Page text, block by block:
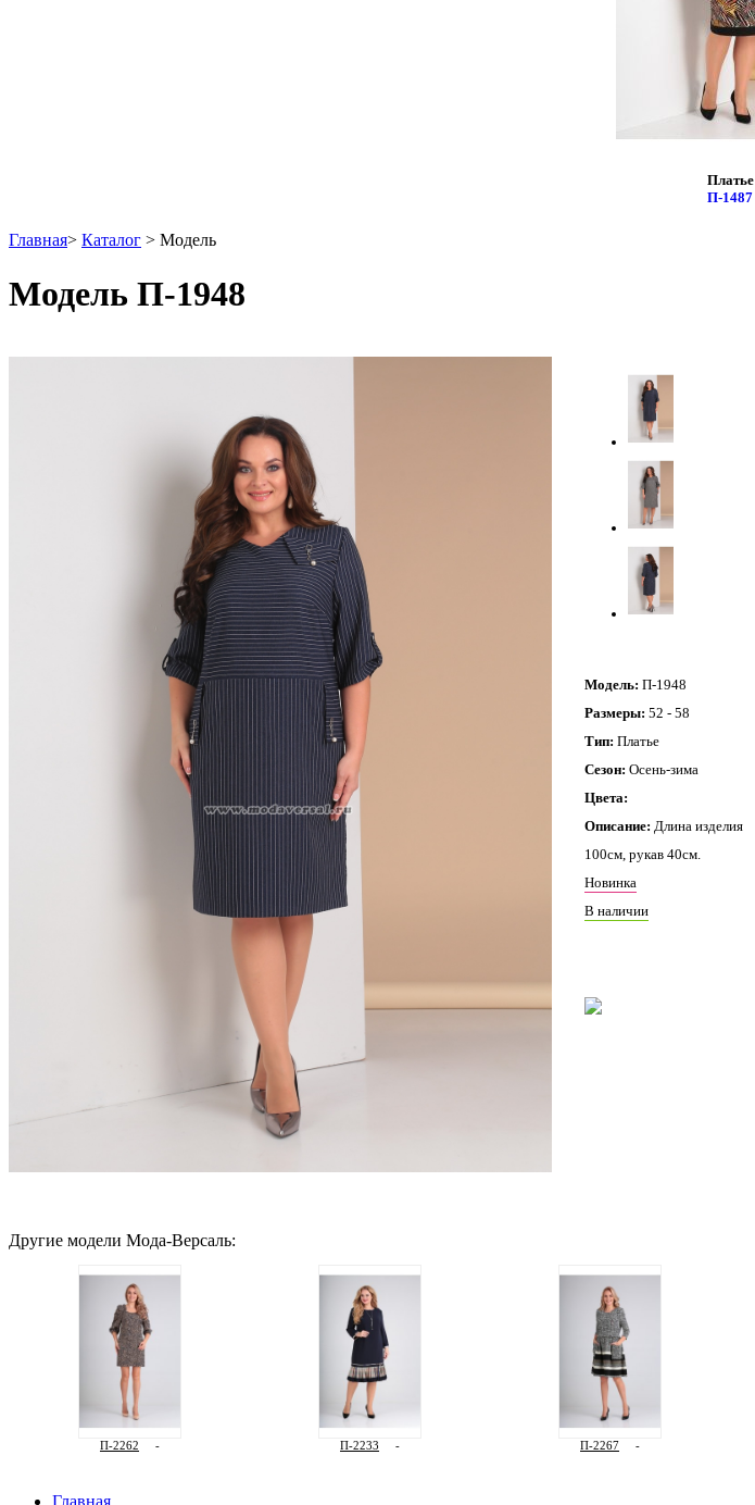
Платье
П-1487
Главная> Каталог > Модель
Модель П-1948
Модель: П-1948
Размеры: 52 - 58
Тип: Платье
Сезон: Осень-зима
Цвета:
Описание: Длина изделия
100см, рукав 40см.
Новинка
В наличии
Другие модели Мода-Версаль:
П-2262 - П-2233 - П-2267 -